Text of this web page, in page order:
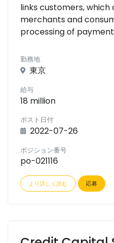
links customers,
merchants and
processing of
勤務地
東京
給与
18 million
ポスト日付
2022-07-26
ポジション番号
po-021116
より詳しく読む 応募